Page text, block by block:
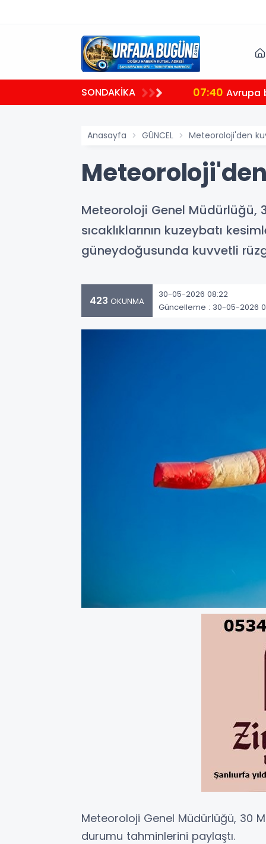
SONDAKİKA 07:40 Avrupa
Anasayfa GÜNCEL Meteoroloji'den
Meteoroloji Genel Müdürlüğü,
sıcaklıklarının kuzeybatı
güneydoğusunda kuvvetli
423 OKUNMA
30-05-2026 08:22
Güncelleme : 30-05-2026
Meteoroloji Genel Müdürlüğü, 30
durumu tahminlerini paylaştı.